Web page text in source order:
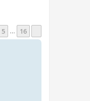
5 16 След.